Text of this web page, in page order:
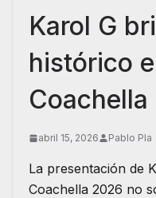
Karol G
histórico
abril 15, 2026 Pablo Pla
La presentación de
Coachella 2026 no